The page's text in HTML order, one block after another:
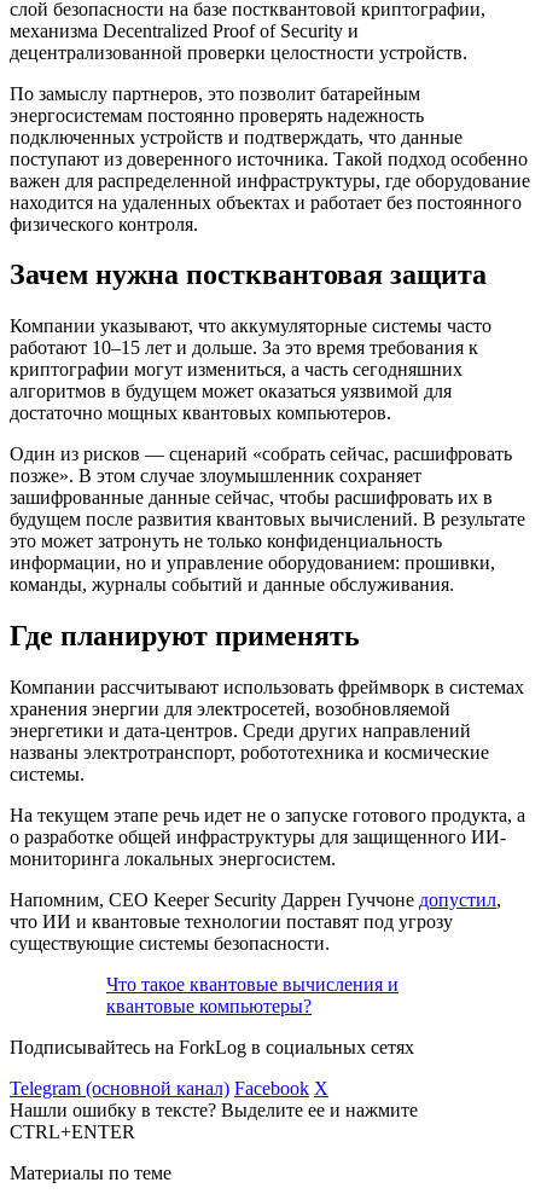
слой безопасности на базе постквантовой криптографии,
механизма Decentralized Proof of Security и
децентрализованной проверки целостности устройств.
По замыслу партнеров, это позволит батарейным
энергосистемам постоянно проверять надежность
подключенных устройств и подтверждать, что данные
поступают из доверенного источника. Такой подход особенно
важен для распределенной инфраструктуры, где оборудование
находится на удаленных объектах и работает без постоянного
физического контроля.
Зачем нужна постквантовая защита
Компании указывают, что аккумуляторные системы часто
работают 10–15 лет и дольше. За это время требования к
криптографии могут измениться, а часть сегодняшних
алгоритмов в будущем может оказаться уязвимой для
достаточно мощных квантовых компьютеров.
Один из рисков — сценарий «собрать сейчас, расшифровать
позже». В этом случае злоумышленник сохраняет
зашифрованные данные сейчас, чтобы расшифровать их в
будущем после развития квантовых вычислений. В результате
это может затронуть не только конфиденциальность
информации, но и управление оборудованием: прошивки,
команды, журналы событий и данные обслуживания.
Где планируют применять
Компании рассчитывают использовать фреймворк в системах
хранения энергии для электросетей, возобновляемой
энергетики и дата-центров. Среди других направлений
названы электротранспорт, робототехника и космические
системы.
На текущем этапе речь идет не о запуске готового продукта, а
о разработке общей инфраструктуры для защищенного ИИ-
мониторинга локальных энергосистем.
Напомним, CEO Keeper Security Даррен Гуччоне допустил,
что ИИ и квантовые технологии поставят под угрозу
существующие системы безопасности.
Что такое квантовые вычисления и
квантовые компьютеры?
Подписывайтесь на ForkLog в социальных сетях
Telegram (основной канал) Facebook X
Нашли ошибку в тексте? Выделите ее и нажмите
CTRL+ENTER
Материалы по теме